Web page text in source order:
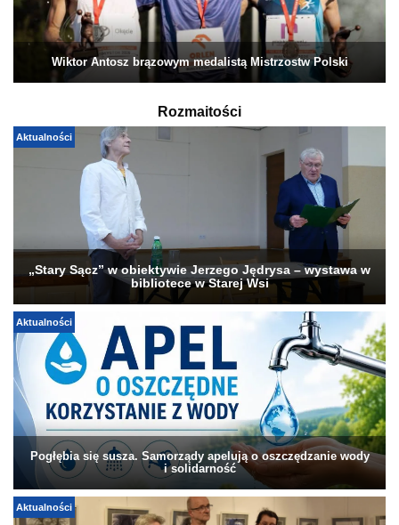
Wiktor Antosz brązowym medalistą Mistrzostw Polski
Rozmaitości
Aktualności
„Stary Sącz” w obiektywie Jerzego Jędrysa – wystawa w
bibliotece w Starej Wsi
Aktualności
Pogłębia się susza. Samorządy apelują o oszczędzanie wody
i solidarność
Aktualności